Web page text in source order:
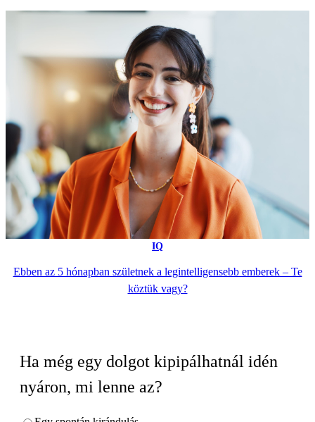
IQ
Ebben az 5 hónapban születnek a legintelligensebb emberek – Te
köztük vagy?
Ha még egy dolgot kipipálhatnál idén
nyáron, mi lenne az?